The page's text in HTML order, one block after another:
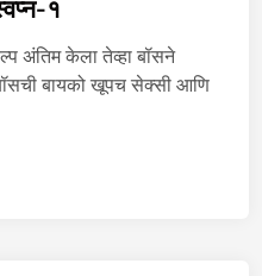
१
अंतिम केला तेव्हा बॉसने
बायको खूपच सेक्सी आणि